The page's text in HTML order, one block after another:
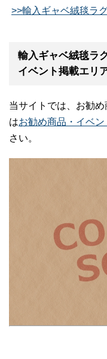
>>輸入ギャベ絨毯ラ
輸入ギャベ絨毯ラ
イベント掲載エリ
当サイトでは、お勧
はお勧め商品・イベ
さい。